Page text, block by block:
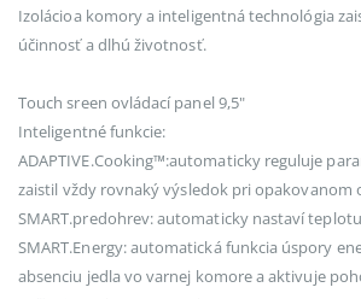
Izolácioa komory a inteligentná technológia
účinnosť a dlhú životnosť.
Touch sreen ovládací panel 9,5"
Inteligentné funkcie:
ADAPTIVE.Cooking™:automaticky reguluje
zaistil vždy rovnaký výsledok pri opakovanom
SMART.predohrev: automaticky nastaví
SMART.Energy: automatická funkcia úspory
absenciu jedla vo varnej komore a aktivuje